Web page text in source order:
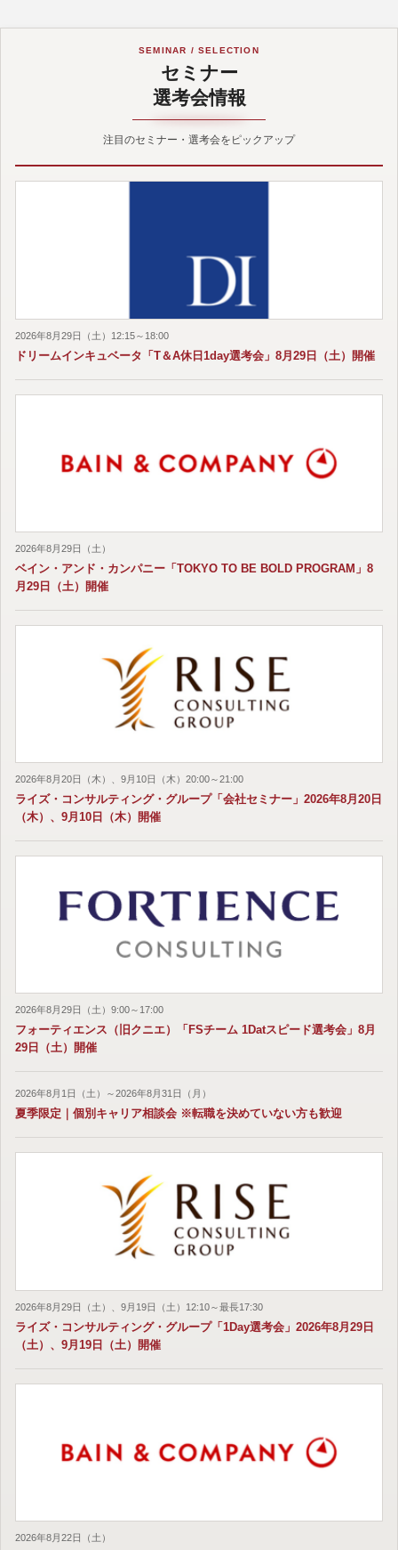
SEMINAR / SELECTION
セミナー
選考会情報
注目のセミナー・選考会をピックアップ
2026年8月29日（土）12:15～18:00
ドリームインキュベータ「T＆A休日1day選考会」8月29日（土）開催
2026年8月29日（土）
ベイン・アンド・カンパニー「TOKYO TO BE BOLD PROGRAM」8
月29日（土）開催
2026年8月20日（木）、9月10日（木）20:00～21:00
ライズ・コンサルティング・グループ「会社セミナー」2026年8月20日
（木）、9月10日（木）開催
2026年8月29日（土）9:00～17:00
フォーティエンス（旧クニエ）「FSチーム 1Datスピード選考会」8月
29日（土）開催
2026年8月1日（土）～2026年8月31日（月）
夏季限定｜個別キャリア相談会 ※転職を決めていない方も歓迎
2026年8月29日（土）、9月19日（土）12:10～最長17:30
ライズ・コンサルティング・グループ「1Day選考会」2026年8月29日
（土）、9月19日（土）開催
2026年8月22日（土）